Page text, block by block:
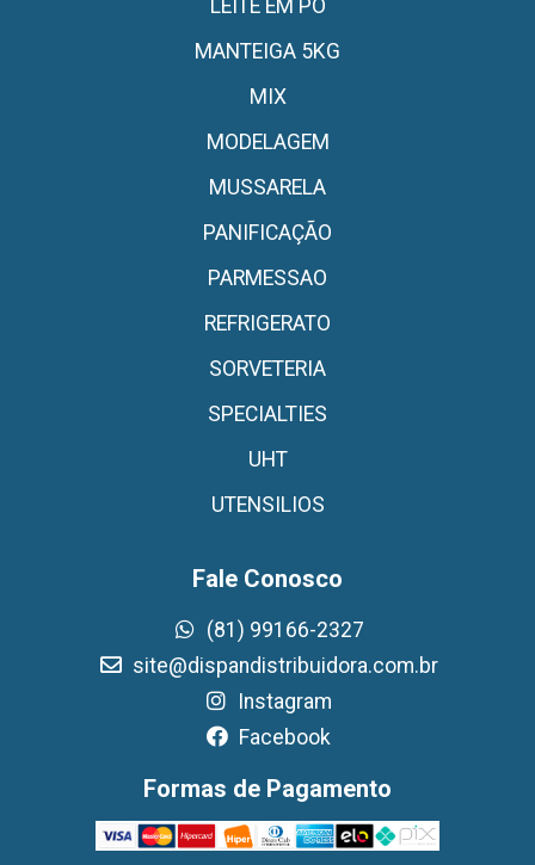
LEITE EM PO
MANTEIGA 5KG
MIX
MODELAGEM
MUSSARELA
PANIFICAÇÃO
PARMESSAO
REFRIGERATO
SORVETERIA
SPECIALTIES
UHT
UTENSILIOS
Fale Conosco
(81) 99166-2327
site@dispandistribuidora.com.br
Instagram
Facebook
Formas de Pagamento